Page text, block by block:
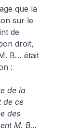
que la
sur le
de
droit,
B… était
:
de la
de ce
des
M. B…